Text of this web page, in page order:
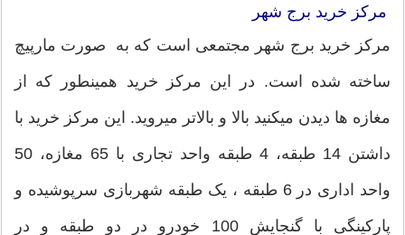
مرکز خرید برج شهر
مرکز خرید برج شهر مجتمعی است که به صورت مارپیچ
ساخته شده است. در این مرکز خرید همینطور که از
مغازه ها دیدن میکنید بالا و بالاتر میروید. این مرکز خرید با
داشتن 14 طبقه، 4 طبقه واحد تجاری با 65 مغازه، 50
واحد اداری در 6 طبقه ، یک طبقه شهربازی سرپوشیده و
پارکینگی با گنجایش 100 خودرو در دو طبقه و در